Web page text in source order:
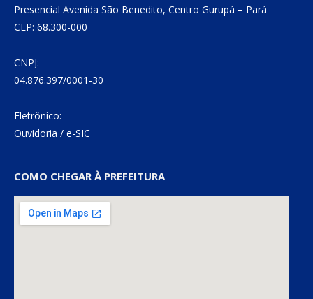
Presencial Avenida São Benedito, Centro Gurupá – Pará
CEP: 68.300-000
CNPJ:
04.876.397/0001-30
Eletrônico:
Ouvidoria / e-SIC
COMO CHEGAR À PREFEITURA